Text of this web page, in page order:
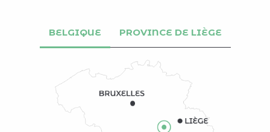
BELGIQUE PROVINCE DE LIÈGE